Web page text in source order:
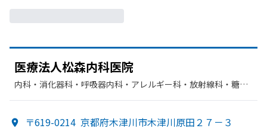
医療法人松森内科医院
内科・​消化器科・​呼吸器内科・​アレルギー科・​放射線科・​糖尿
〒619-0214 京都府木津川市木津川原田２７－３